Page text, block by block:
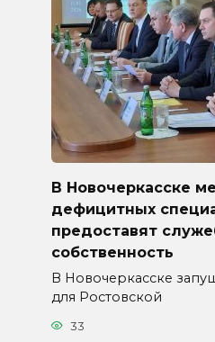
В Новочеркасске
дефицитных
предоставят
собственность
В Новочеркасске
для Ростовской
33